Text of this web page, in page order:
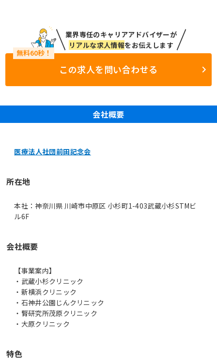
業界専任のキャリアアドバイザーが
リアルな求人情報をお伝えします
この求人を問い合わせる
会社概要
医療法人社団前田記念会
所在地
本社：神奈川県 川崎市中原区 小杉町1-403武蔵小杉STMビ
ル6F
会社概要
【事業案内】
・武蔵小杉クリニック
・新横浜クリニック
・石神井公園じんクリニック
・腎研究所茂原クリニック
特色